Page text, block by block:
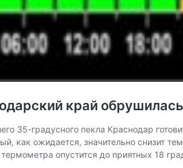
край
35-градусного пекла Краснодар
как ожидается, значительно снизит
опустится до приятных 18